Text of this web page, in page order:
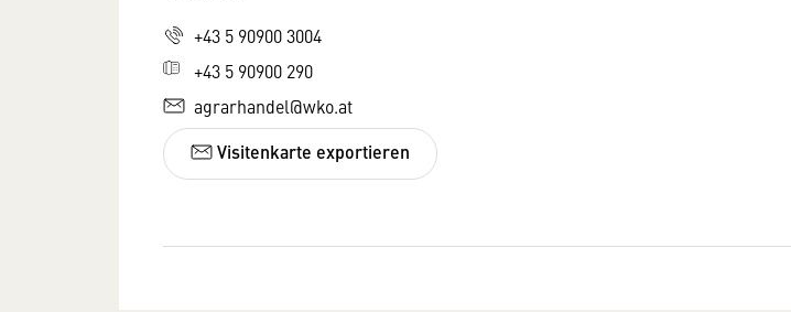
+43 5 90900 3004
+43 5 90900 290
agrarhandel@wko.at
Visitenkarte exportieren